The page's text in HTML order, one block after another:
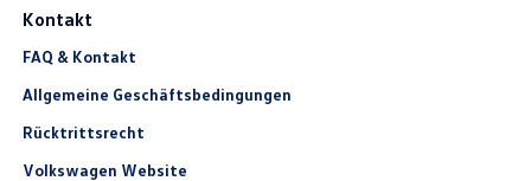
Kontakt
FAQ & Kontakt
Allgemeine Geschäftsbedingungen
Rücktrittsrecht
Volkswagen Website